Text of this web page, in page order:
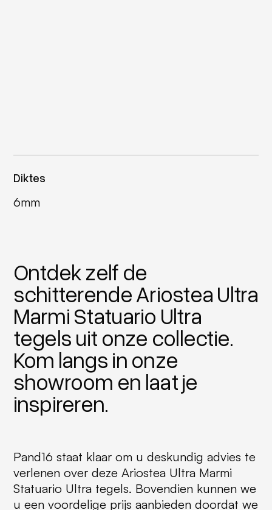
Diktes
6mm
Ontdek zelf de
schitterende Ariostea Ultra
Marmi Statuario Ultra
tegels uit onze collectie.
Kom langs in onze
showroom en laat je
inspireren.
Pand16 staat klaar om u deskundig advies te
verlenen over deze Ariostea Ultra Marmi
Statuario Ultra tegels. Bovendien kunnen we
u een voordelige prijs aanbieden doordat we